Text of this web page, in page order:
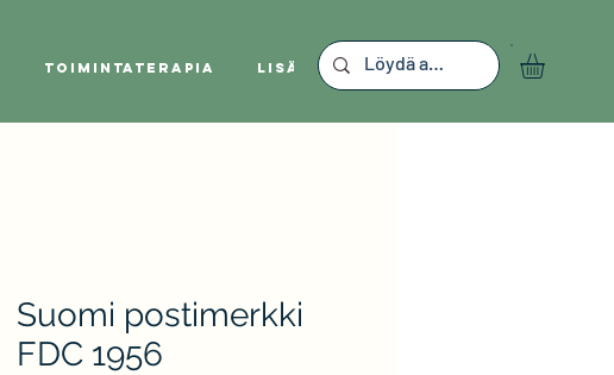
Toimintaterapia Lisää
Suomi postimerkki
FDC 1956